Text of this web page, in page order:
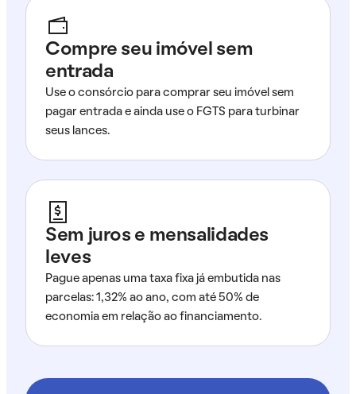
Compre seu imóvel sem
entrada
Use o consórcio para comprar seu imóvel sem
pagar entrada e ainda use o FGTS para turbinar
seus lances.
Sem juros e mensalidades
leves
Pague apenas uma taxa fixa já embutida nas
parcelas: 1,32% ao ano, com até 50% de
economia em relação ao financiamento.